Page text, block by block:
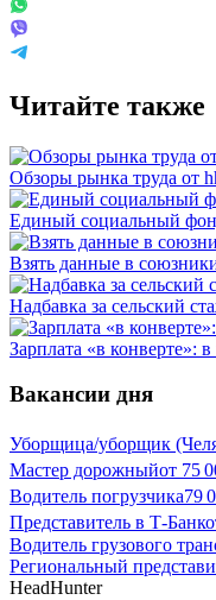
Читайте также
Обзоры рынка труда от
Единый социальный
Взять данные в
Надбавка за сельский
Зарплата «в конверте»:
Вакансии дня
Уборщица/уборщик
Мастер дорожныйот 75
Водитель погрузчика79
Представитель в Т-Банк
Водитель грузового
Региональный
HeadHunter